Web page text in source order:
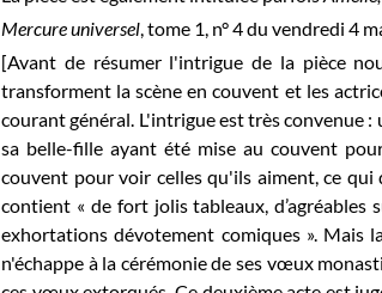
Mercure universel, tome 1, n° 4 du vendredi 4
[Avant de résumer l'intrigue de la pièce
transforment la scène en couvent et les
courant général. L'intrigue est très convenue
sa belle-fille ayant été mise au couvent
couvent pour voir celles qu'ils aiment, ce
contient « de fort jolis tableaux, d’agréables
exhortations dévotement comiques ». Mais
n'échappe à la cérémonie de ses vœux